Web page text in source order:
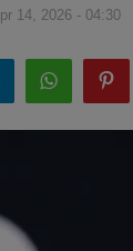
14, 2026 - 04:30